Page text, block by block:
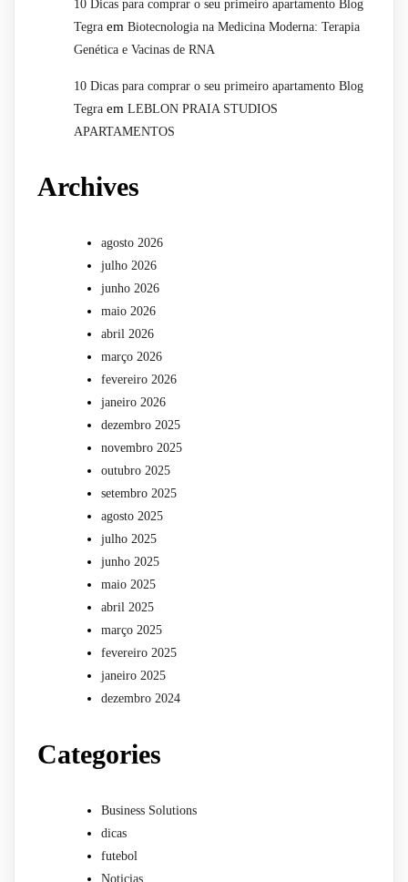
10 Dicas para comprar o seu primeiro apartamento Blog
Tegra em Biotecnologia na Medicina Moderna: Terapia
Genética e Vacinas de RNA
10 Dicas para comprar o seu primeiro apartamento Blog
Tegra em LEBLON PRAIA STUDIOS
APARTAMENTOS
Archives
agosto 2026
julho 2026
junho 2026
maio 2026
abril 2026
março 2026
fevereiro 2026
janeiro 2026
dezembro 2025
novembro 2025
outubro 2025
setembro 2025
agosto 2025
julho 2025
junho 2025
maio 2025
abril 2025
março 2025
fevereiro 2025
janeiro 2025
dezembro 2024
Categories
Business Solutions
dicas
futebol
Noticias